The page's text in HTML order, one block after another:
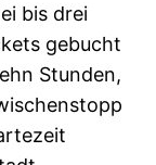
bis drei
gebucht
Stunden,